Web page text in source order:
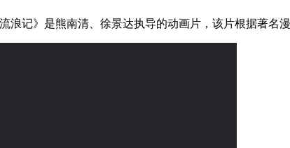
记》是熊南清、徐景达执导的动画片，该片根据著名漫